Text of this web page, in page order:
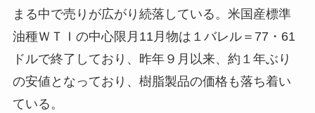
まる中で売りが広がり続落している。米国産標準
油種ＷＴＩの中心限月11月物は１バレル＝77・61
ドルで終了しており、昨年９月以来、約１年ぶり
の安値となっており、樹脂製品の価格も落ち着い
ている。